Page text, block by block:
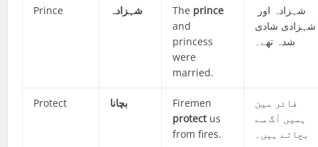
Prince شہزادہ The prince
and
princess
were
married.
شہزادی شادی
شدہ تھے۔
Protect بچانا
Firemen
protectus
from fires.
فائر مین
ہمیں آگ سے
بچاتے ہیں۔